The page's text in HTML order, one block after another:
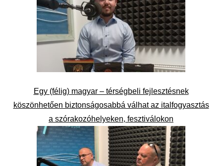
Egy (félig) magyar – térségbeli fejlesztésnek
köszönhetően biztonságosabbá válhat az italfogyasztás
a szórakozóhelyeken, fesztiválokon